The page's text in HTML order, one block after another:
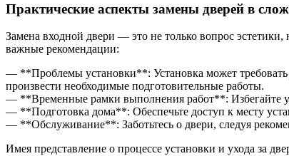
Практические аспекты замены дверей в
Замена входной двери — это не только вопрос
важные рекомендации:
— **Проблемы установки**: Установка может
произвести необходимые подготовительные работы.
— **Временные рамки выполнения работ**: Избегайте
— **Подготовка дома**: Обеспечьте доступ к месту
— **Обслуживание**: Заботьтесь о двери, следуя
Имея представление о процессе установки и ухода за